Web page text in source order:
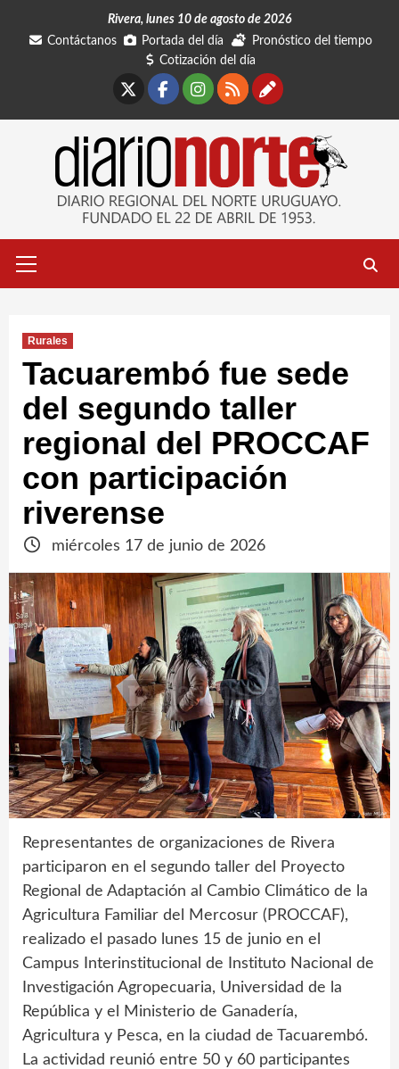
Rivera, lunes 10 de agosto de 2026
Contáctanos
Portada del día
Pronóstico del tiempo
Cotización del día
Facebook
Instagram
RSSContáctanos
primario
Rurales
Tacuarembó fue sede
del segundo taller
regional del PROCCAF
con participación
riverense
miércoles 17 de junio de 2026
Representantes de organizaciones de Rivera
participaron en el segundo taller del Proyecto
Regional de Adaptación al Cambio Climático de la
Agricultura Familiar del Mercosur (PROCCAF),
realizado el pasado lunes 15 de junio en el
Campus Interinstitucional de Instituto Nacional de
Investigación Agropecuaria, Universidad de la
República y el Ministerio de Ganadería,
Agricultura y Pesca, en la ciudad de Tacuarembó.
La actividad reunió entre 50 y 60 participantes